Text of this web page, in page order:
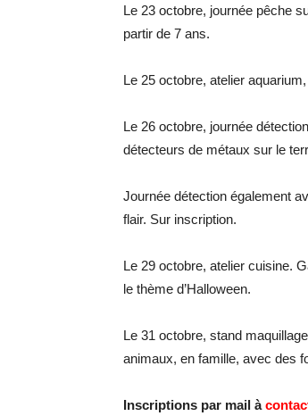
Le 23 octobre, journée pêche
partir de 7 ans.
Le 25 octobre, atelier
Le 26 octobre, journée
détecteurs de métaux sur le
Journée détection également
flair. Sur inscription.
Le 29 octobre, atelier cuisine.
le thème d’Halloween.
Le 31 octobre, stand
animaux, en famille, avec des
Inscriptions par mail à